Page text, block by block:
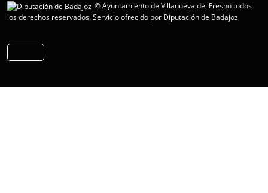
© Ayuntamiento de Villanueva del Fresno todos
los derechos reservados.Servicio ofrecido por Diputación de Badajoz